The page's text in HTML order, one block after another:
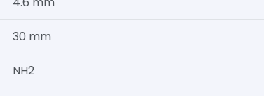
30 mm
NH2